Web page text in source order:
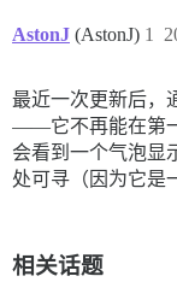
AstonJ (AstonJ) 1
最近一次更新后，
——它不再能在第
会看到一个气泡显
处可寻（因为它是
相关话题